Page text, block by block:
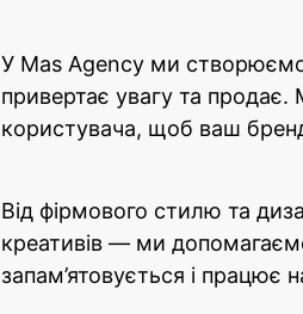
У Mas Agency ми
привертає увагу та продає.
користувача, щоб ваш
Від фірмового стилю та
креативів — ми
запам’ятовується і працює